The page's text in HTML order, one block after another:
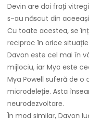
Devin are doi frați
s-au născut din
Cu toate acestea, se
reciproc în orice situație.
Davon este cel mai în
mijlociu, iar Mya este
Mya Powell suferă de
microdeleție. Asta
neurodezvoltare.
În mod similar, Davon